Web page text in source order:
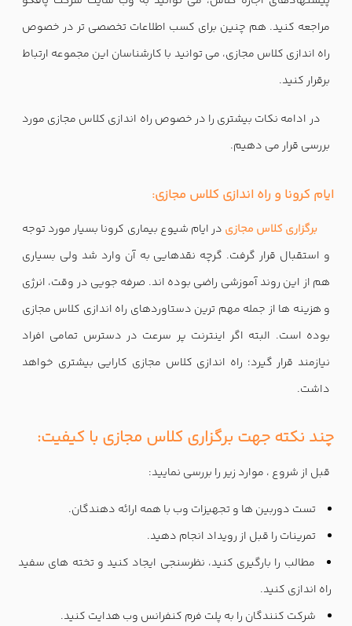
مراجعه کنید. هم چنین برای کسب اطلاعات تخصصی تر در خصوص
راه اندازی کلاس مجازی، می توانید با کارشناسان این مجموعه ارتباط
برقرار کنید.
در ادامه نکات بیشتری را در خصوص راه اندازی کلاس مجازی مورد
بررسی قرار می دهیم.
ایام کرونا و راه اندازی کلاس مجازی:
برگزاری کلاس مجازی در ایام شیوع بیماری کرونا بسیار مورد توجه
و استقبال قرار گرفت. گرچه نقدهایی به آن وارد شد ولی بسیاری
هم از این روند آموزشی راضی بوده اند. صرفه جویی در وقت، انرژی
و هزینه ها از جمله مهم ترین دستاوردهای راه اندازی کلاس مجازی
بوده است. البته اگر اینترنت پر سرعت در دسترس تمامی افراد
نیازمند قرار گیرد؛ راه اندازی کلاس مجازی کارایی بیشتری خواهد
داشت.
چند نکته جهت برگزاری کلاس مجازی با کیفیت:
قبل از شروع ، موارد زیر را بررسی نمایید:
تست دوربین ها و تجهیزات وب با همه ارائه دهندگان.
تمرینات را قبل از رویداد انجام دهید.
مطالب را بارگیری کنید، نظرسنجی ایجاد کنید و تخته های سفید
راه اندازی کنید.
شرکت کنندگان را به پلت فرم کنفرانس وب هدایت کنید.